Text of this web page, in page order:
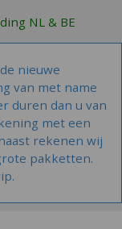
NL & BE
nieuwe
van met name
duren dan u van
met een
rekenen wij
pakketten.